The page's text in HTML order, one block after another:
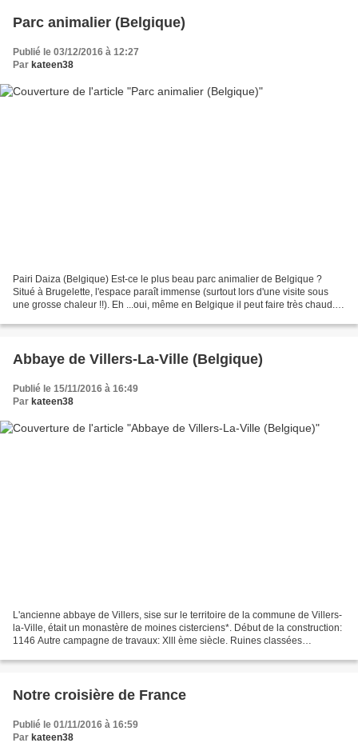
Parc animalier (Belgique)
Publié le 03/12/2016 à 12:27
Par kateen38
Pairi Daiza (Belgique) Est-ce le plus beau parc animalier de Belgique ?
Situé à Brugelette, l'espace paraît immense (surtout lors d'une visite sous
une grosse chaleur !!). Eh ...oui, même en Belgique il peut faire très chaud.
Abbaye de Villers-La-Ville (Belgique)
Publié le 15/11/2016 à 16:49
Par kateen38
L'ancienne abbaye de Villers, sise sur le territoire de la commune de Villers-
la-Ville, était un monastère de moines cisterciens*. Début de la construction:
1146 Autre campagne de travaux: Xlll ème siècle. Ruines classées
Notre croisière de France
Publié le 01/11/2016 à 16:59
Par kateen38